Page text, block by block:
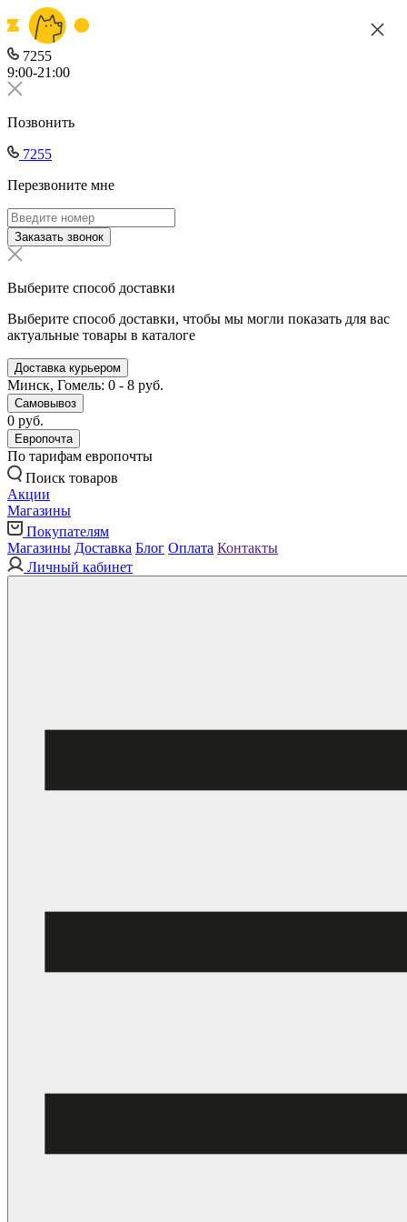
7255
9:00-21:00
Позвонить
7255
Перезвоните мне
Заказать звонок
Выберите способ доставки
Выберите способ доставки, чтобы мы могли показать для вас
актуальные товары в каталоге
Доставка курьером
Минск, Гомель: 0 - 8 руб.
Самовывоз
0 руб.
Европочта
По тарифам европочты
Поиск товаров
Акции
Магазины
Покупателям
Магазины Доставка Блог Оплата Контакты
Личный кабинет